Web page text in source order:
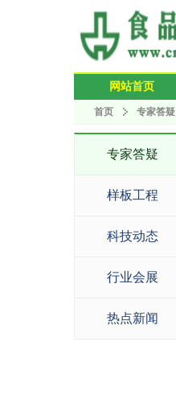
网站首页
首页 专家答疑
专家答疑
样板工程
科技动态
行业会展
热点新闻